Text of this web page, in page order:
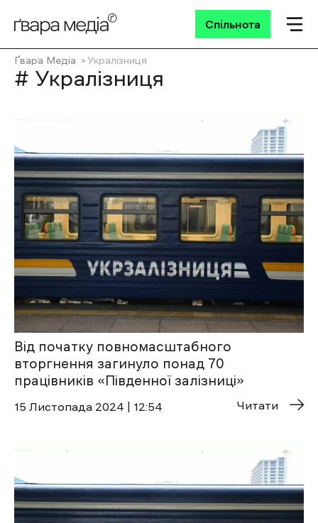
Спільнота
Ґвара Медіа Укралізниця
# Укралізниця
Від початку повномасштабного
вторгнення загинуло понад 70
працівників «Південної залізниці»
15 Листопада 2024 | 12:54 Читати